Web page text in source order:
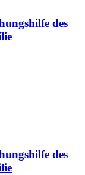
des
des